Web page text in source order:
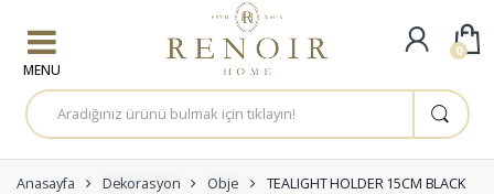
A
r
a
a
:
Anasayfa Dekorasyon Obje TEALIGHT HOLDER 15CM BLACK
0